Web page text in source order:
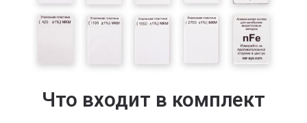
Что входит в комплект